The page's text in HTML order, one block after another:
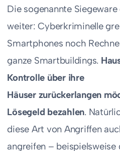
Die sogenannte
weiter: Cyberkriminelle
Smartphones noch
ganze Smartbuildings.
Kontrolle über ihre
Häuser zurückerlangen
Lösegeld bezahlen.
diese Art von Angriffen
angreifen –